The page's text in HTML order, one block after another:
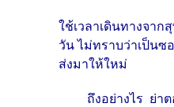
ใช้เวลาเดินทางจา
วันไม่ทราบว่าเป็นซ
ส่งมาให้ใหม่
ถึงอย่างไร ย่าต